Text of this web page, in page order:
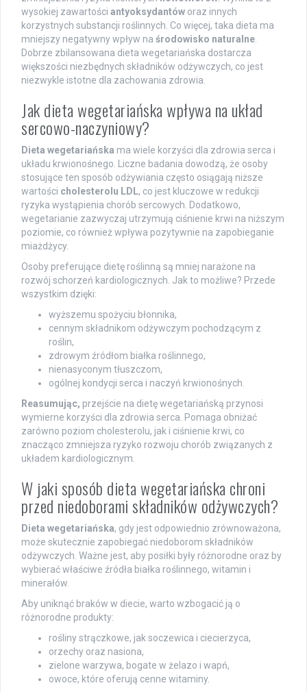
wysokiej zawartości antyoksydantów oraz innych
korzystnych substancji roślinnych. Co więcej, taka dieta ma
mniejszy negatywny wpływ na środowisko naturalne
Dobrze zbilansowana dieta wegetariańska dostarcza
większości niezbędnych składników odżywczych, co jest
niezwykle istotne dla zachowania zdrowia.
Jak dieta wegetariańska wpływa na układ
sercowo-naczyniowy?
Dieta wegetariańska ma wiele korzyści dla zdrowia serca i
układu krwionośnego. Liczne badania dowodzą, że osoby
stosujące ten sposób odżywiania często osiągają niższe
wartości cholesterolu LDL, co jest kluczowe w redukcji
ryzyka wystąpienia chorób sercowych. Dodatkowo,
wegetarianie zazwyczaj utrzymują ciśnienie krwi na niższym
poziomie, co również wpływa pozytywnie na zapobieganie
miażdżycy.
Osoby preferujące dietę roślinną są mniej narażone na
rozwój schorzeń kardiologicznych. Jak to możliwe? Przede
wszystkim dzięki:
wyższemu spożyciu błonnika,
cennym składnikom odżywczym pochodzącym z
roślin,
zdrowym źródłom białka roślinnego,
nienasyconym tłuszczom,
ogólnej kondycji serca i naczyń krwionośnych.
Reasumując, przejście na dietę wegetariańską przynosi
wymierne korzyści dla zdrowia serca. Pomaga obniżać
zarówno poziom cholesterolu, jak i ciśnienie krwi, co
znacząco zmniejsza ryzyko rozwoju chorób związanych z
układem kardiologicznym.
W jaki sposób dieta wegetariańska chroni
przed niedoborami składników odżywczych?
Dieta wegetariańska, gdy jest odpowiednio zrównoważona,
może skutecznie zapobiegać niedoborom składników
odżywczych. Ważne jest, aby posiłki były różnorodne oraz by
wybierać właściwe źródła białka roślinnego, witamin i
minerałów.
Aby uniknąć braków w diecie, warto wzbogacić ją o
różnorodne produkty:
rośliny strączkowe, jak soczewica i ciecierzyca,
orzechy oraz nasiona,
zielone warzywa, bogate w żelazo i wapń,
owoce, które oferują cenne witaminy.